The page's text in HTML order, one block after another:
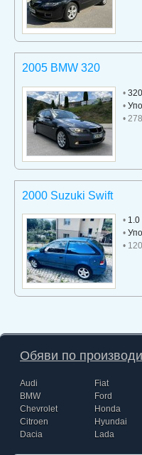
2005 BMW 320
•
•
•
2000 Suzuki Swift
• 1.0
•
•
Обяви по
Audi
BMW
Chevrolet
Citroen
Dacia
Fiat
Ford
Honda
Hyundai
Lada